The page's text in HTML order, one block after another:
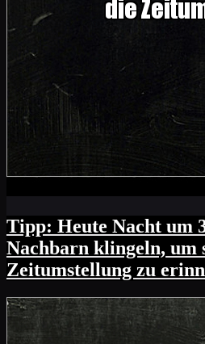
Tipp: Heute Nacht um
Nachbarn klingeln, um
Zeitumstellung zu